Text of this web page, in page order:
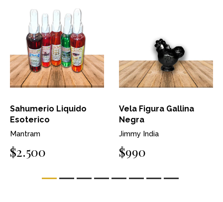
Sahumerio Liquido
Esoterico
Mantram
$2.500
Vela Figura Gallina
Negra
Jimmy India
$990